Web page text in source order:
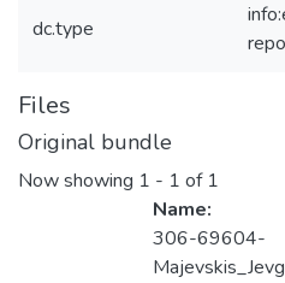
dc.type
Files
Original bundle
Now showing 1 - 1 of 1
Name:
306-69604-